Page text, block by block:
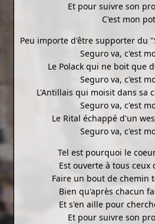
Et pour suivre son
C'est mon
Peu importe d'être supporter du
Seguro va, c'est
Le Polack qui ne boit que
Seguro va, c'est
L'Antillais qui moisit dans sa
Seguro va, c'est
Le Rital échappé d'un
Seguro va, c'est
Tel est pourquoi le
Est ouverte à tous ceux
Faire un bout de chemin
Bien qu'après chacun
Et s'en aille pour
Et pour suivre son